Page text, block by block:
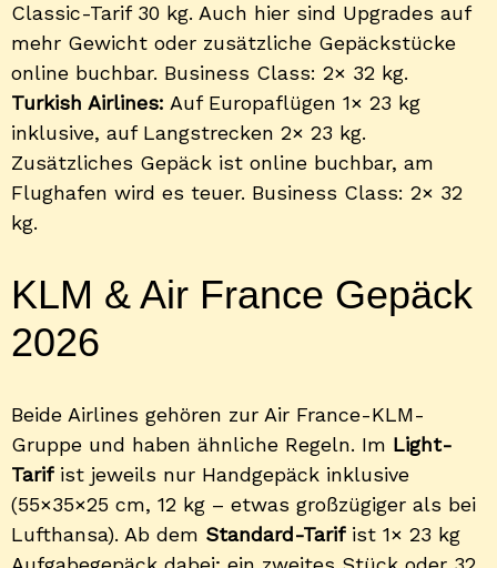
Classic-Tarif 30 kg. Auch hier sind Upgrades auf
mehr Gewicht oder zusätzliche Gepäckstücke
online buchbar. Business Class: 2× 32 kg.
Turkish Airlines: Auf Europaflügen 1× 23 kg
inklusive, auf Langstrecken 2× 23 kg.
Zusätzliches Gepäck ist online buchbar, am
Flughafen wird es teuer. Business Class: 2× 32
kg.
KLM & Air France Gepäck
2026
Beide Airlines gehören zur Air France-KLM-
Gruppe und haben ähnliche Regeln. Im Light-
Tarifist jeweils nur Handgepäck inklusive
(55×35×25 cm, 12 kg – etwas großzügiger als bei
Lufthansa). Ab dem Standard-Tarifist 1× 23 kg